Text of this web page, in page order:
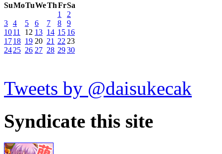
SuMoTuWeThFrSa
1
2
3 4 5 6 7 8
9
1011 12 13 14 15 16
1718 19 20 21 22 23
2425 26 27 28 2930
Tweets by @daisukecak
Syndicate this site